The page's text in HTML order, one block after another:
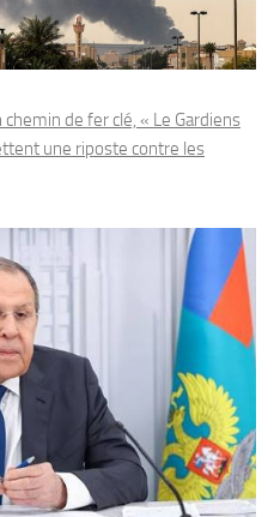
de fer clé, « Le Gardiens
une riposte contre les